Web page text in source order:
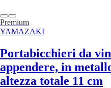
Premium
YAMAZAKI
Portabicchieri da
appendere, in
altezza totale 11 cm